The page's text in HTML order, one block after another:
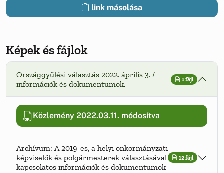
link másolása
Képek és fájlok
Országgyűlési választás 2022. április 3. /
információk és dokumentumok.
1 fájl
Közlemény 2022.03.11. módosítva
Archívum: A 2019-es, a helyi önkormányzati
képviselők és polgármesterek választásával
kapcsolatos információk és dokumentumok
12 fájl